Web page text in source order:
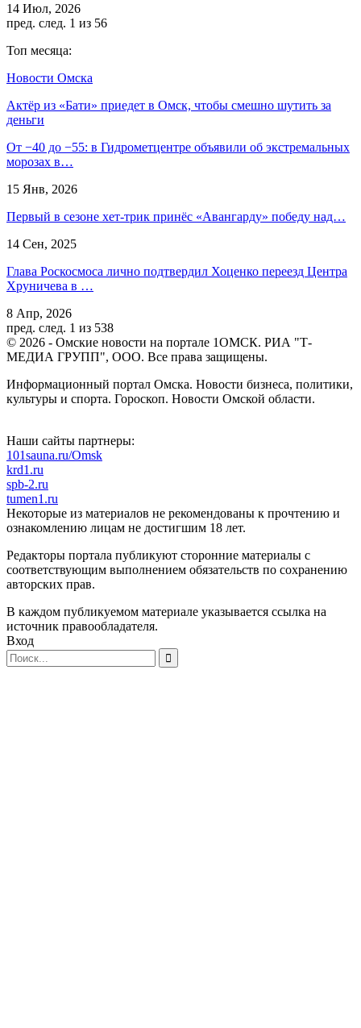
14 Июл, 2026
пред. след. 1 из 56
Топ месяца:
Новости Омска
Актёр из «Бати» приедет в Омск, чтобы смешно шутить за
деньги
От −40 до −55: в Гидрометцентре объявили об экстремальных
морозах в…
15 Янв, 2026
Первый в сезоне хет-трик принёс «Авангарду» победу над…
14 Сен, 2025
Глава Роскосмоса лично подтвердил Хоценко переезд Центра
Хруничева в …
8 Апр, 2026
пред. след. 1 из 538
© 2026 - Омские новости на портале 1ОМСК. РИА "Т-
МЕДИА ГРУПП", ООО. Все права защищены.
Информационный портал Омска. Новости бизнеса, политики,
культуры и спорта. Гороскоп. Новости Омской области.
Наши сайты партнеры:
101sauna.ru/Omsk
krd1.ru
spb-2.ru
tumen1.ru
Некоторые из материалов не рекомендованы к прочтению и
ознакомлению лицам не достигшим 18 лет.
Редакторы портала публикуют сторонние материалы с
соответствующим выполнением обязательств по сохранению
авторских прав.
В каждом публикуемом материале указывается ссылка на
источник правообладателя.
Вход